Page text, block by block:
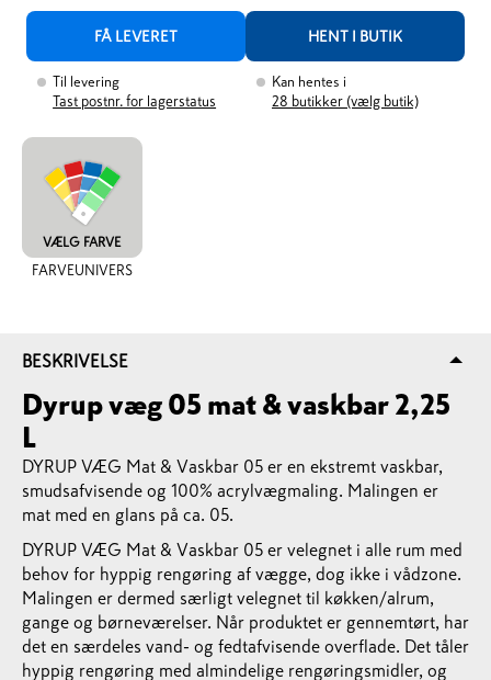
FÅ LEVERET HENT I BUTIK
Til levering
Tast postnr. for lagerstatus
Kan hentes i
28 butikker (vælg butik)
VÆLG FARVE
FARVEUNIVERS
BESKRIVELSE
Dyrup væg 05 mat & vaskbar 2,25
L
DYRUP VÆG Mat & Vaskbar 05 er en ekstremt vaskbar,
smudsafvisende og 100% acrylvægmaling. Malingen er
mat med en glans på ca. 05.
DYRUP VÆG Mat & Vaskbar 05 er velegnet i alle rum med
behov for hyppig rengøring af vægge, dog ikke i vådzone.
Malingen er dermed særligt velegnet til køkken/alrum,
gange og børneværelser. Når produktet er gennemtørt, har
det en særdeles vand- og fedtafvisende overflade. Det tåler
hyppig rengøring med almindelige rengøringsmidler, og